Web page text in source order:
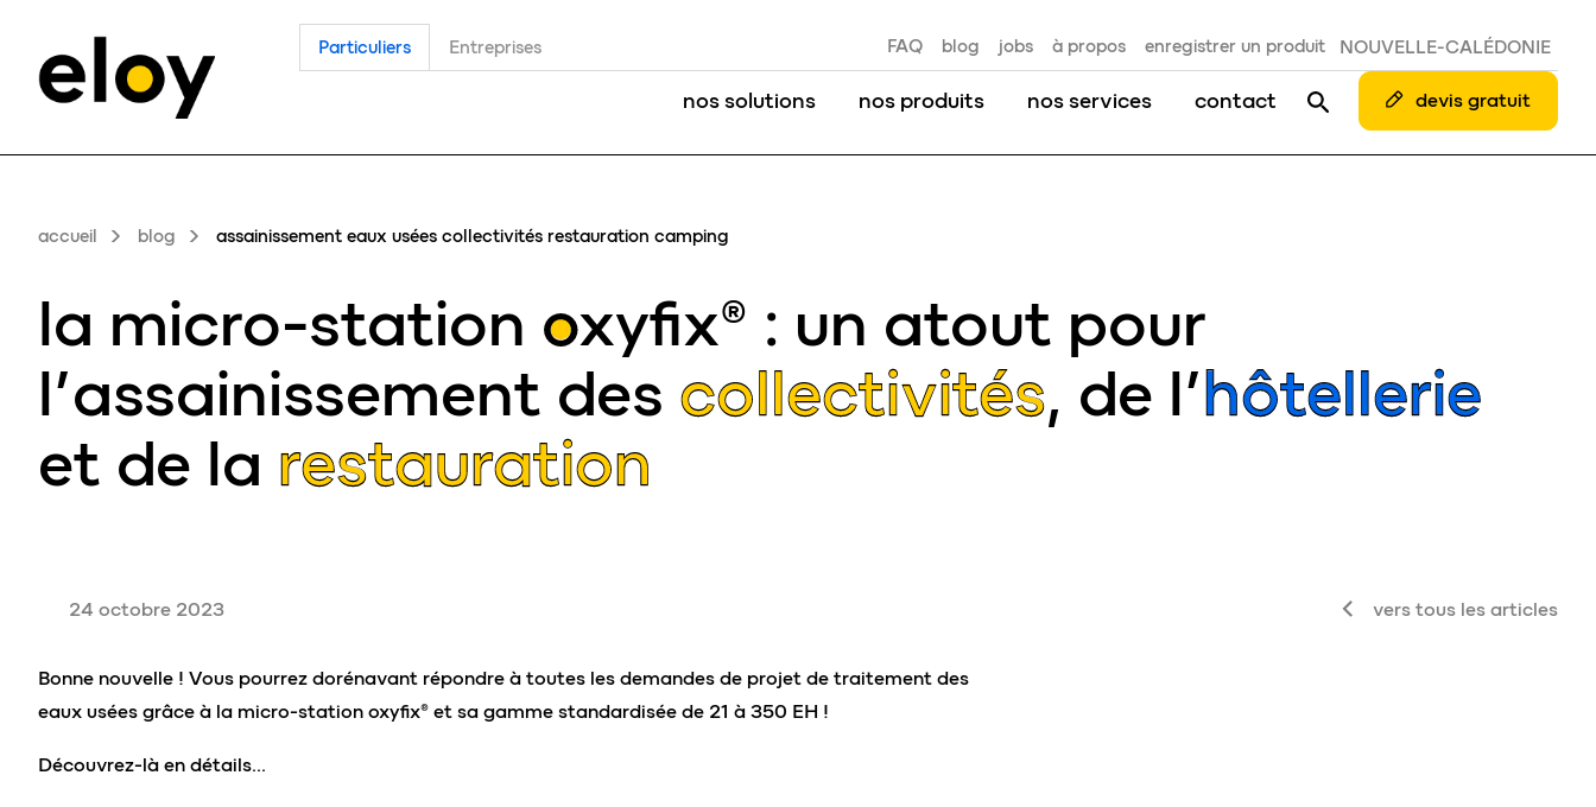
Particuliers Entreprises FAQ blog jobs à propos enregistrer un produit NOUVELLE-CALÉDONIE
nos solutions nos produits nos services contact devis gratuit
accueil blog assainissement eaux usées collectivités restauration camping
la micro-station oxyfix® : un atout pour
l’assainissement des collectivités, de l’hôtellerie
et de la restauration
24 octobre 2023 vers tous les articles
Bonne nouvelle ! Vous pourrez dorénavant répondre à toutes les demandes de projet de traitement des
eaux usées grâce à la micro-station oxyfix® et sa gamme standardisée de 21 à 350 EH !
Découvrez-là en détails…